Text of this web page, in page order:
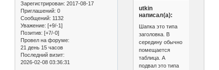
Зарегистрирован: 2017-08-17
Приглашений: 0
Сообщений: 1132
Уважение: [+9/-1]
Позитив: [+7/-0]
Провел на форуме:
21 день 15 часов
Последний визит:
2026-02-08 03:36:31
utkin
написал(а):
Шапка это типа
заголовка. В
середину обычно
помещается
таблица. А
подвал это типа